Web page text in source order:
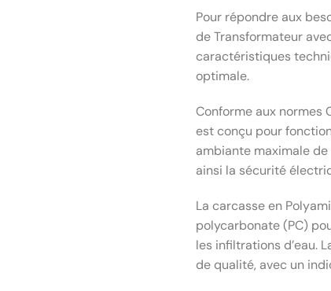
Pour répondre aux
de Transformateur
caractéristiques
optimale.
Conforme aux normes
est conçu pour
ambiante maximale de
ainsi la sécurité
La carcasse en
polycarbonate (PC)
les infiltrations d’eau.
de qualité, avec un